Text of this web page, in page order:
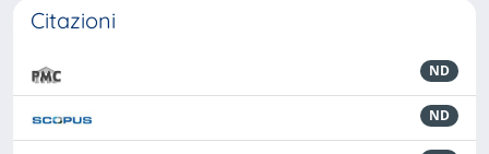
Citazioni
ND
ND